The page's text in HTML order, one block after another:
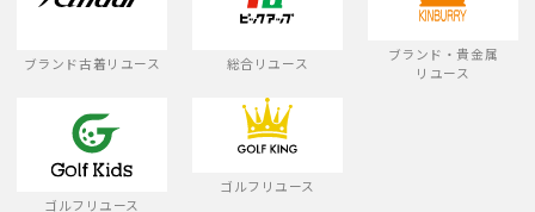
ブランド古着リユース 総合リユース
ブランド・貴金属
リユース
ゴルフリユース
ゴルフリユース